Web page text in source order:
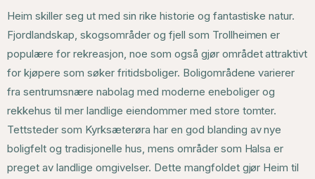
Heim skiller seg ut med sin rike historie og fantastiske natur.
Fjordlandskap, skogsområder og fjell som Trollheimen er
populære for rekreasjon, noe som også gjør området attraktivt
for kjøpere som søker fritidsboliger. Boligområdene varierer
fra sentrumsnære nabolag med moderne eneboliger og
rekkehus til mer landlige eiendommer med store tomter.
Tettsteder som Kyrksæterøra har en god blanding av nye
boligfelt og tradisjonelle hus, mens områder som Halsa er
preget av landlige omgivelser. Dette mangfoldet gjør Heim til